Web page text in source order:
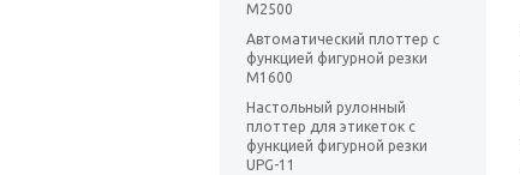
M2500
Автоматический плоттер с
функцией фигурной резки
M1600
Настольный рулонный
плоттер для этикеток с
функцией фигурной резки
UPG-11